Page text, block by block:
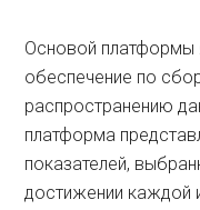
Основой платформы
обеспечение по
распространению
платформа
показателей,
достижении каждой